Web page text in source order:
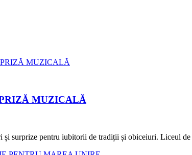
MUZICALĂ
și surprize pentru iubitorii de tradiții și obiceiuri. Liceul